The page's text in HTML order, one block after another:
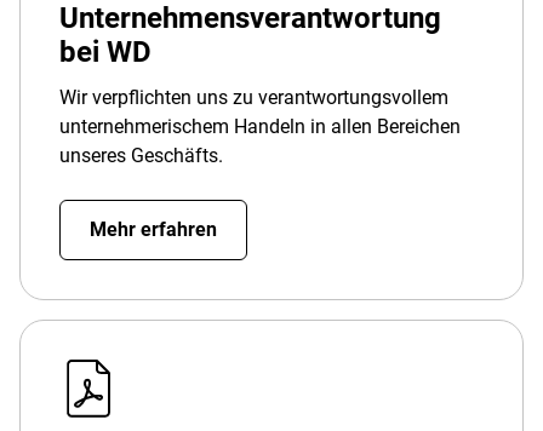
Unternehmensverantwortung
bei WD
Wir verpflichten uns zu verantwortungsvollem
unternehmerischem Handeln in allen Bereichen
unseres Geschäfts.
Mehr erfahren